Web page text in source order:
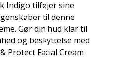
Indigo tilføjer sine
til denne
Gør din hud klar til
og beskyttelse med
Protect Facial Cream